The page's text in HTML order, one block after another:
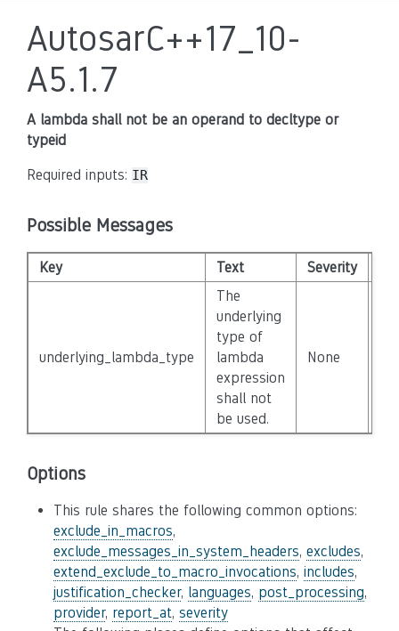
AutosarC++17_10-
A5.1.7
A lambda shall not be an operand to decltype or
typeid
Required inputs: IR
Possible Messages
Key Text Severity
underlying_lambda_type
The
underlying
type of
lambda
expression
shall not
be used.
None
Options
This rule shares the following common options:
exclude_in_macros,
exclude_messages_in_system_headers, excludes,
extend_exclude_to_macro_invocations, includes,
justification_checker, languages, post_processing,
provider, report_at, severity